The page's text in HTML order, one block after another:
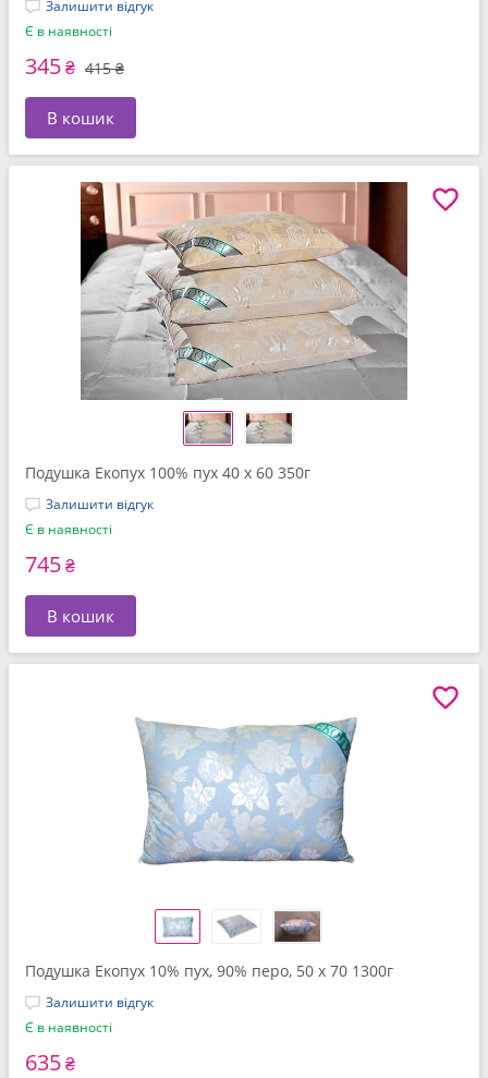
Залишити відгук
Є в наявності
345₴ 415 ₴
В кошик
Подушка Екопух 100% пух 40 x 60 350г
Залишити відгук
Є в наявності
745₴
В кошик
Подушка Екопух 10% пух, 90% перо, 50 x 70 1300г
Залишити відгук
Є в наявності
635₴